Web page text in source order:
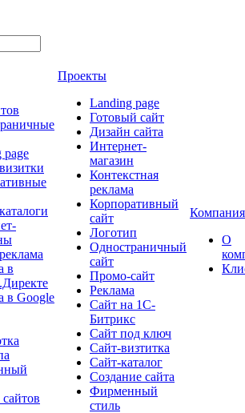
page
в
в Google
Проекты
Landing page
Готовый сайт
Дизайн сайта
Интернет-
магазин
Контекстная
реклама
Корпоративный
сайт
Логотип
Одностраничный
сайт
Промо-сайт
Реклама
Сайт на 1С-
Битрикс
Сайт под ключ
Сайт-визтитка
Сайт-каталог
Создание сайта
Фирменный
стиль
Компания
О